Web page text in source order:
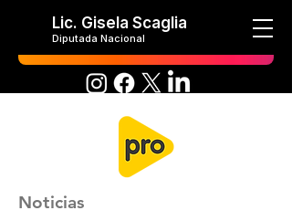
Lic. Gisela Scaglia
Diputada Nacional
Noticias